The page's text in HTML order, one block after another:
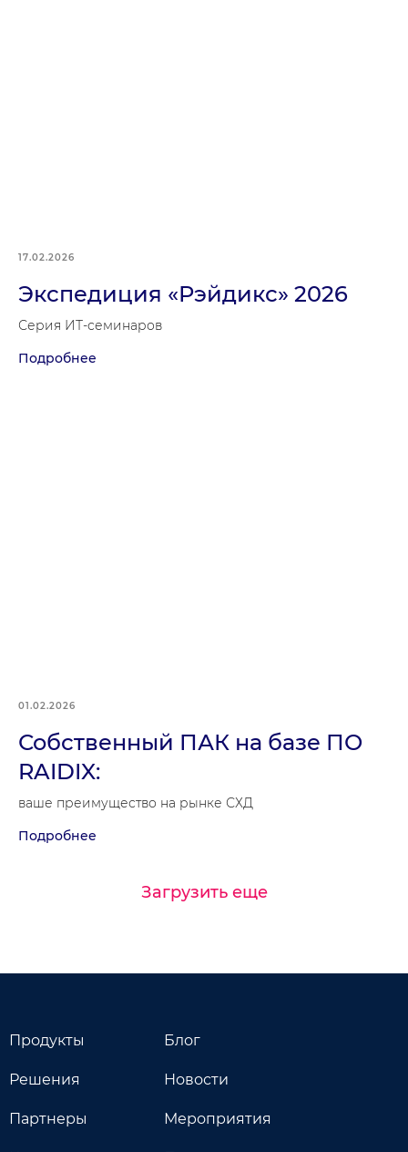
17.02.2026
Экспедиция «Рэйдикс» 2026
Серия ИТ-семинаров
Подробнее
01.02.2026
Собственный ПАК на базе ПО
RAIDIX:
ваше преимущество на рынке СХД
Подробнее
Загрузить еще
Продукты
Решения
Партнеры
Блог
Новости
Мероприятия